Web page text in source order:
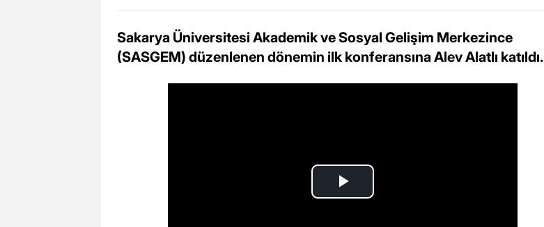
Sakarya Üniversitesi Akademik ve Sosyal Gelişim Merkezince
(SASGEM) düzenlenen dönemin ilk konferansına Alev Alatlı katıldı.